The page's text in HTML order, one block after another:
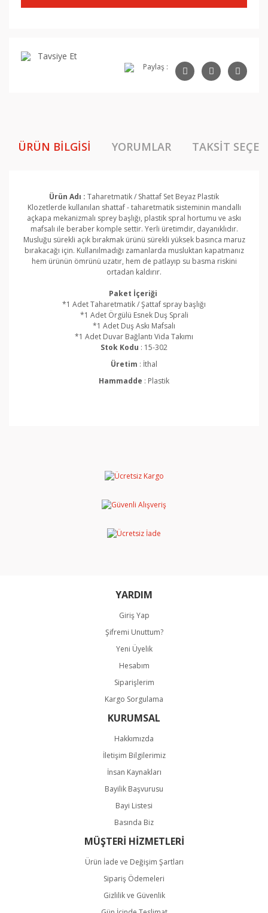
Tavsiye Et
Paylaş :
ÜRÜN BILGISI YORUMLAR TAKSIT
Ürün Adı : Taharetmatik / Shattaf Set Beyaz Plastik
Klozetlerde kullanılan shattaf - taharetmatik sisteminin mandallı
açkapa mekanizmalı sprey başlığı, plastik spral hortumu ve askı
mafsalı ile beraber komple settir. Yerli üretimdir, dayanıklıdır.
Musluğu sürekli açık bırakmak ürünü sürekli yüksek basınca maruz
bırakacağı için. Kullanılmadığı zamanlarda musluktan kapatmanız
hem ürünün ömrünü uzatır, hem de patlayıp su basma riskini
ortadan kaldırır.
Paket İçeriği
*1 Adet Taharetmatik / Şattaf spray başlığı
*1 Adet Örgülü Esnek Duş Sprali
*1 Adet Duş Askı Mafsalı
*1 Adet Duvar Bağlantı Vida Takımı
Stok Kodu : 15-302
Üretim : İthal
Hammadde : Plastik
Yorum Yaz
Ürün açıklamasında eksik bilgiler bulunuyor.
Gönder
YARDIM
Giriş Yap
Şifremi Unuttum?
Yeni Üyelik
Hesabım
Siparişlerim
Kargo Sorgulama
KURUMSAL
Hakkımızda
İletişim Bilgilerimiz
İnsan Kaynakları
Bayilik Başvurusu
Bayi Listesi
Basında Biz
MÜŞTERİ HİZMETLERİ
Ürün İade ve Değişim Şartları
Sipariş Ödemeleri
Gizlilik ve Güvenlik